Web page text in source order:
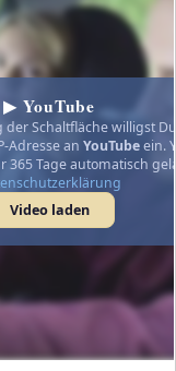
▶ YouTube
der Schaltfläche willigst
Adresse an YouTubeein.
365 Tage automatisch
Video laden